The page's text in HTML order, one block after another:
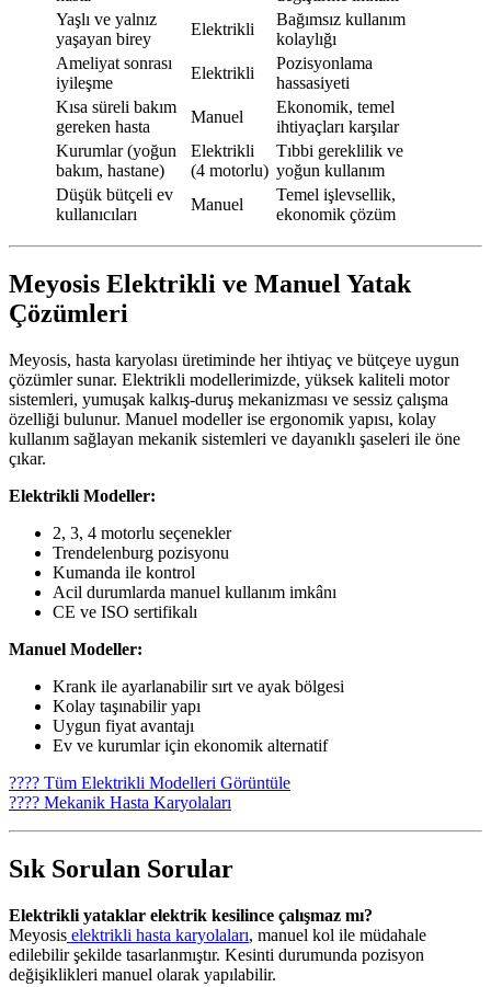
Yaşlı ve yalnız
yaşayan birey
Elektrikli
Bağımsız kullanım
kolaylığı
Ameliyat sonrası
iyileşme
Elektrikli
Pozisyonlama
hassasiyeti
Kısa süreli bakım
gereken hasta
Manuel
Ekonomik, temel
ihtiyaçları karşılar
Kurumlar (yoğun
bakım, hastane)
Elektrikli
(4 motorlu)
Tıbbi gereklilik ve
yoğun kullanım
Düşük bütçeli ev
kullanıcıları
Manuel
Temel işlevsellik,
ekonomik çözüm
Meyosis Elektrikli ve Manuel Yatak
Çözümleri
Meyosis, hasta karyolası üretiminde her ihtiyaç ve bütçeye uygun
çözümler sunar. Elektrikli modellerimizde, yüksek kaliteli motor
sistemleri, yumuşak kalkış-duruş mekanizması ve sessiz çalışma
özelliği bulunur. Manuel modeller ise ergonomik yapısı, kolay
kullanım sağlayan mekanik sistemleri ve dayanıklı şaseleri ile öne
çıkar.
Elektrikli Modeller:
2, 3, 4 motorlu seçenekler
Trendelenburg pozisyonu
Kumanda ile kontrol
Acil durumlarda manuel kullanım imkânı
CE ve ISO sertifikalı
Manuel Modeller:
Krank ile ayarlanabilir sırt ve ayak bölgesi
Kolay taşınabilir yapı
Uygun fiyat avantajı
Ev ve kurumlar için ekonomik alternatif
???? Tüm Elektrikli Modelleri Görüntüle
???? Mekanik Hasta Karyolaları
Sık Sorulan Sorular
Elektrikli yataklar elektrik kesilince çalışmaz mı?
Meyosis elektrikli hasta karyolaları, manuel kol ile müdahale
edilebilir şekilde tasarlanmıştır. Kesinti durumunda pozisyon
değişiklikleri manuel olarak yapılabilir.